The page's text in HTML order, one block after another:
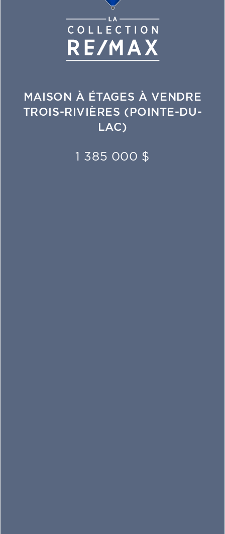
MAISON À ÉTAGES À VENDRE
TROIS-RIVIÈRES (POINTE-DU-
LAC)
1 385 000 $